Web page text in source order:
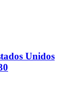
Unidos